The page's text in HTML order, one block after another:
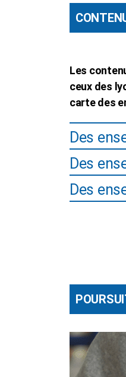
Les
ceux des
carte des
Des
Des
Des